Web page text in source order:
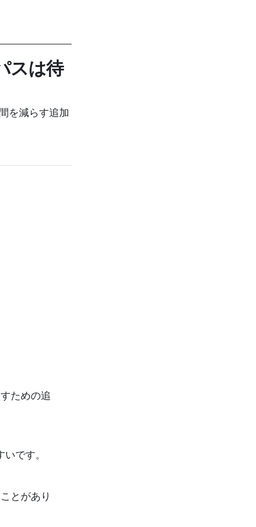
スは待
を減らす追加
ための追
です。
とがあり